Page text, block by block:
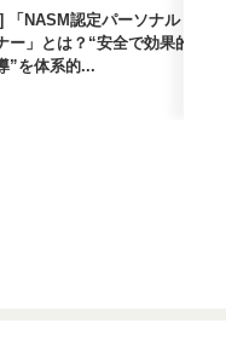
「NASM認定パーソナルト
ー」とは？“安全で効果的
”を体系的...